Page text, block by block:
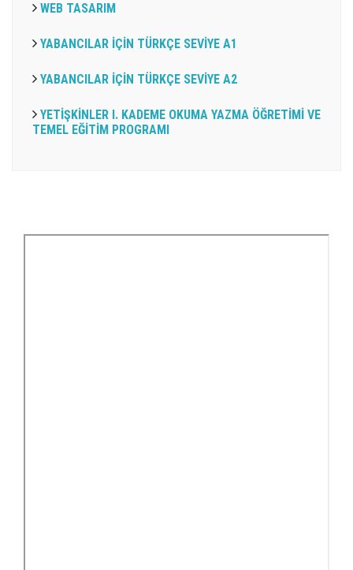
WEB TASARIM
YABANCILAR İÇİN TÜRKÇE SEVİYE A1
YABANCILAR İÇİN TÜRKÇE SEVİYE A2
YETİŞKİNLER I. KADEME OKUMA YAZMA ÖĞRETİMİ VE
TEMEL EĞİTİM PROGRAMI